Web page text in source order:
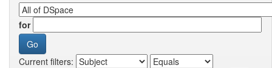
for
Current filters: